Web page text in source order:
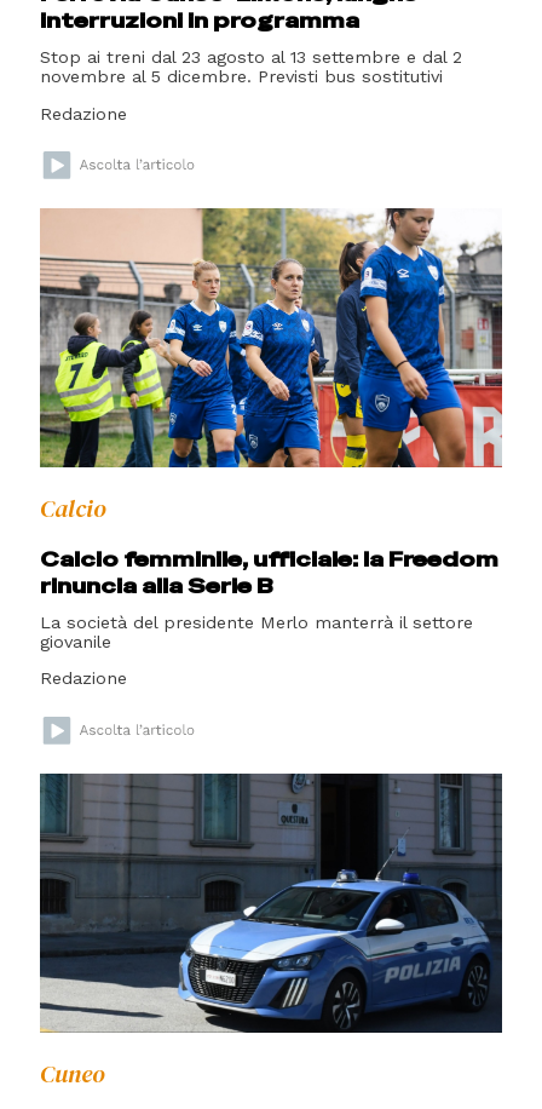
interruzioni in programma
Stop ai treni dal 23 agosto al 13 settembre e dal 2
novembre al 5 dicembre. Previsti bus sostitutivi
Redazione
Calcio
Calcio femminile, ufficiale: la Freedom
rinuncia alla Serie B
La società del presidente Merlo manterrà il settore
giovanile
Redazione
Cuneo